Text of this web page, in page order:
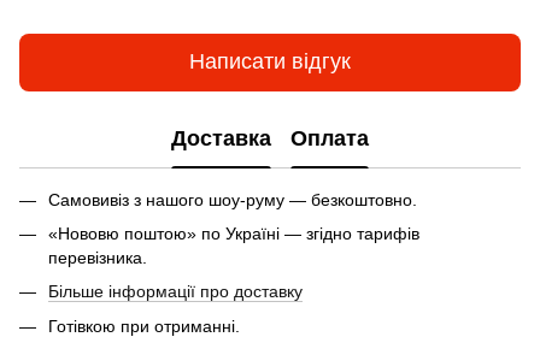
Написати відгук
Доставка Оплата
Самовивіз з нашого шоу-руму — безкоштовно.
«Нововю поштою» по Україні — згідно тарифів
перевізника.
Більше інформації про доставку
Готівкою при отриманні.